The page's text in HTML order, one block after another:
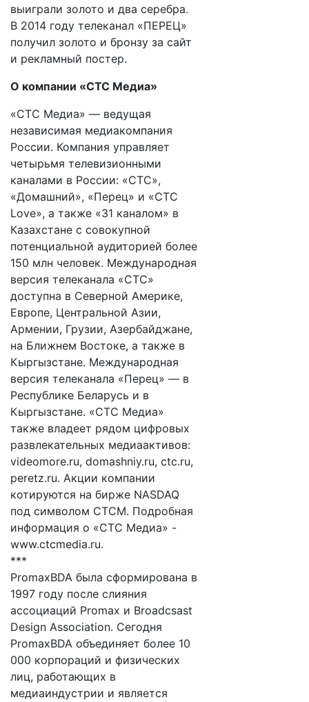
выиграли золото и два серебра.
В 2014 году телеканал «ПЕРЕЦ»
получил золото и бронзу за сайт
и рекламный постер.
О компании «CTC Медиа»
«СТС Медиа» — ведущая
независимая медиакомпания
России. Компания управляет
четырьмя телевизионными
каналами в России: «СТС»,
«Домашний», «Перец» и «СТС
Love», а также «31 каналом» в
Казахстане с совокупной
потенциальной аудиторией более
150 млн человек. Международная
версия телеканала «СТС»
доступна в Северной Америке,
Европе, Центральной Азии,
Армении, Грузии, Азербайджане,
на Ближнем Востоке, а также в
Кыргызстане. Международная
версия телеканала «Перец» — в
Республике Беларусь и в
Кыргызстане. «СТС Медиа»
также владеет рядом цифровых
развлекательных медиаактивов:
videomore.ru, domashniy.ru, ctc.ru,
peretz.ru. Акции компании
котируются на бирже NASDAQ
под символом CTCM. Подробная
информация о «СТС Медиа» -
www.ctcmedia.ru.
***
PromaxBDA была сформирована в
1997 году после слияния
ассоциаций Promax и Broadcsast
Design Association. Сегодня
PromaxBDA объединяет более 10
000 корпораций и физических
лиц, работающих в
медиаиндустрии и является